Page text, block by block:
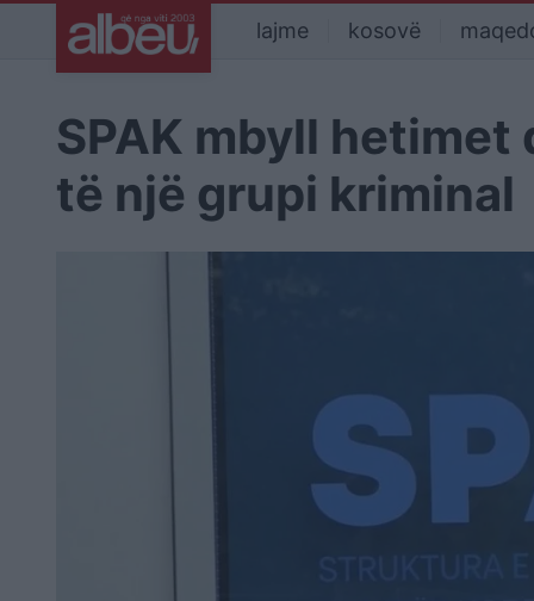
lajme kosovë
SPAK mbyll hetimet
të një grupi kriminal